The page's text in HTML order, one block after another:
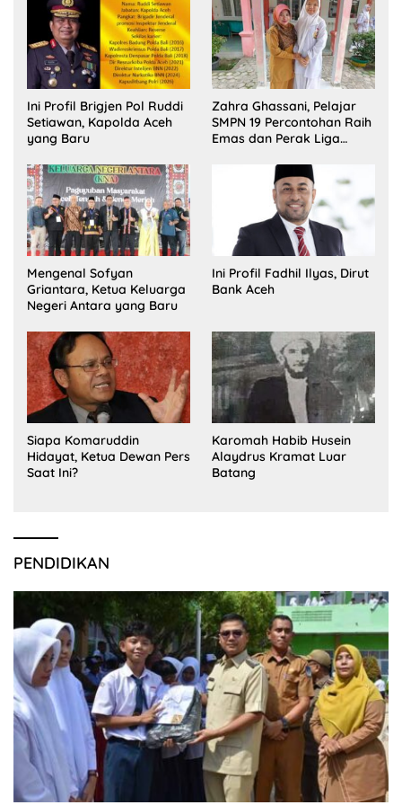
Ini Profil Brigjen Pol Ruddi
Setiawan, Kapolda Aceh
yang Baru
Zahra Ghassani, Pelajar
SMPN 19 Percontohan Raih
Emas dan Perak Liga
Mengenal Sofyan
Griantara, Ketua Keluarga
Negeri Antara yang Baru
Ini Profil Fadhil Ilyas, Dirut
Bank Aceh
Siapa Komaruddin
Hidayat, Ketua Dewan Pers
Saat Ini?
Karomah Habib Husein
Alaydrus Kramat Luar
Batang
PENDIDIKAN